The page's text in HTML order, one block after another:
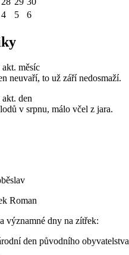
4 5 6
akt. měsíc
neuvaří, to už září nedosmaží.
akt. den
v srpnu, málo včel z jara.
Roman
významné dny na zítřek:
den původního obyvatelstva